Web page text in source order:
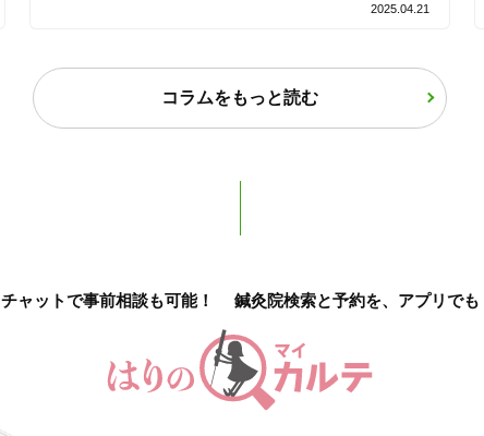
経験豊富なスタッフ在籍
トライアルコースあり
2025.04.21
コラムをもっと読む
チャットで事前相談も可能！ 鍼灸院検索と予約を、アプリでも